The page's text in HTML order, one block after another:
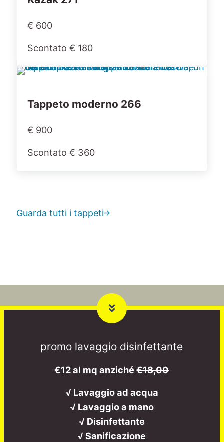
€ 600
Scontato € 180
Tappeto moderno 266
€ 900
Scontato € 360
Guarda tutti i tappeti
promo lavaggio disinfettante
€12 al mq anziché€18,00
√ Lavaggio ad acqua
√ Lavaggio a mano
√ Disinfettante
√ Sanificazione